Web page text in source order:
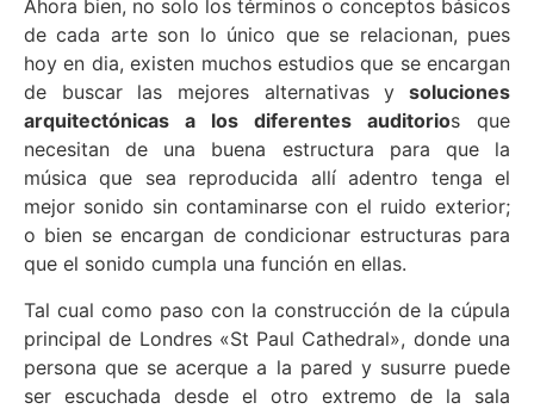
Ahora bien, no solo los términos o conceptos básicos
de cada arte son lo único que se relacionan, pues
hoy en dia, existen muchos estudios que se encargan
de buscar las mejores alternativas y soluciones
arquitectónicas a los diferentes auditorios que
necesitan de una buena estructura para que la
música que sea reproducida allí adentro tenga el
mejor sonido sin contaminarse con el ruido exterior;
o bien se encargan de condicionar estructuras para
que el sonido cumpla una función en ellas.
Tal cual como paso con la construcción de la cúpula
principal de Londres «St Paul Cathedral», donde una
persona que se acerque a la pared y susurre puede
ser escuchada desde el otro extremo de la sala